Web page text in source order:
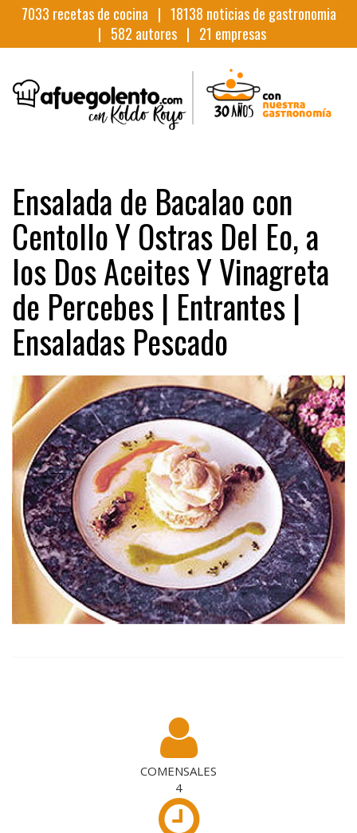
7033 recetas de cocina | 18138 noticias de gastronomia
| 582 autores | 21 empresas
Ensalada de Bacalao con
Centollo Y Ostras Del Eo, a
los Dos Aceites Y Vinagreta
de Percebes | Entrantes |
Ensaladas Pescado
COMENSALES
4